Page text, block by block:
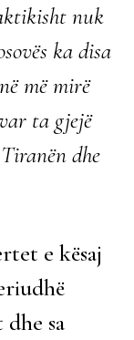
nuk
ka disa
më mirë
ta gjejë
dhe
e kësaj
sa